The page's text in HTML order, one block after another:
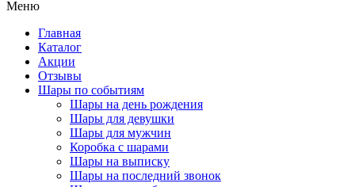
Меню
Главная
Каталог
Акции
Отзывы
Шары по событиям
Шары на день рождения
Шары для девушки
Шары для мужчин
Коробка с шарами
Шары на выписку
Шары на последний звонок